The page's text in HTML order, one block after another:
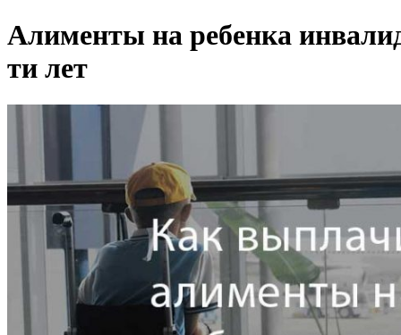
Алименты на ребенка
ти лет